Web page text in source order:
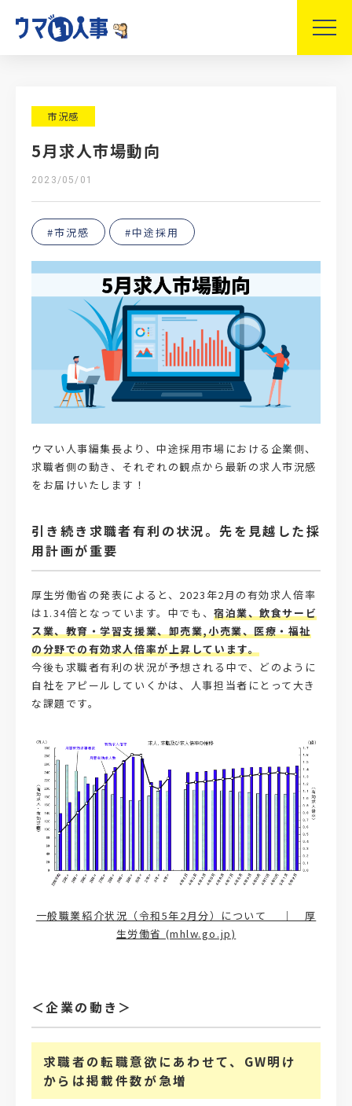
市況感
5月求人市場動向
2023/05/01
#市況感 #中途採用
ウマい人事編集長より、中途採用市場における企業側、
求職者側の動き、 それぞれの観点から最新の求人市況感
をお届けいたします！
引き続き求職者有利の状況。先を見越した採
用計画が重要
厚生労働省の発表によると、2023年2月の有効求人倍率
は1.34倍となっています。中でも、宿泊業、飲食サービ
ス業、教育・学習支援業、卸売業,小売業、医療・福祉
の分野での有効求人倍率が上昇しています。
今後も求職者有利の状況が予想される中で、どのように
自社をアピールしていくかは、人事担当者にとって大き
な課題です。
一般職業紹介状況（令和5年2月分）について ｜ 厚
生労働省 (mhlw.go.jp)
＜企業の動き＞
求職者の転職意欲にあわせて、GW明け
からは掲載件数が急増